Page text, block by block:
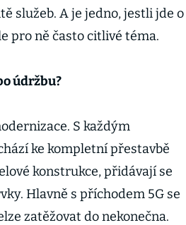
služeb. A je jedno, jestli jde o
pro ně často citlivé téma.
údržbu?
S každým
ke kompletní přestavbě
konstrukce, přidávají se
Hlavně s příchodem 5G se
zatěžovat do nekonečna.